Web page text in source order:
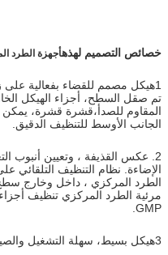
خصائص التصميم لهذهأجهزة الطرد
1هيكل مصمم للقضاء بفعالية
تم صقل السطح، أجزاء الهيكل
المقاوم للصدأ،قشرة قشرة،
الجانب الأوسط للتنظيف الدقيق.
2. عكس القذيفة ، وتعيين أنبوب
الإضاءة. نظام التنظيف التلقائي
الطرد المركزي ، داخل وخارج
مرئية الطرد المركزي تنظيف
GMP.
3هيكل بسيط، سهلة التشغيل والصيانة.